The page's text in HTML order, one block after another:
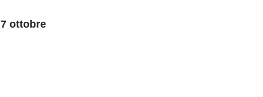
7 ottobre